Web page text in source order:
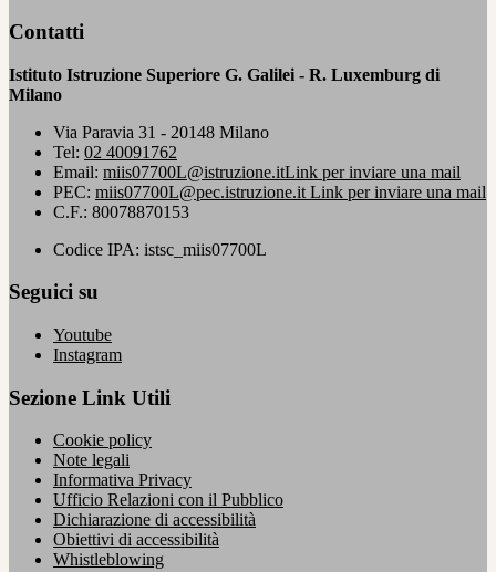
Contatti
Istituto Istruzione Superiore G. Galilei - R. Luxemburg di
Milano
Via Paravia 31 - 20148 Milano
Tel: 02 40091762
Email: miis07700L@istruzione.itLink per inviare una mail
PEC: miis07700L@pec.istruzione.it Link per inviare una mail
C.F.: 80078870153
Codice IPA: istsc_miis07700L
Seguici su
Youtube
Instagram
Sezione Link Utili
Cookie policy
Note legali
Informativa Privacy
Ufficio Relazioni con il Pubblico
Dichiarazione di accessibilità
Obiettivi di accessibilità
Whistleblowing